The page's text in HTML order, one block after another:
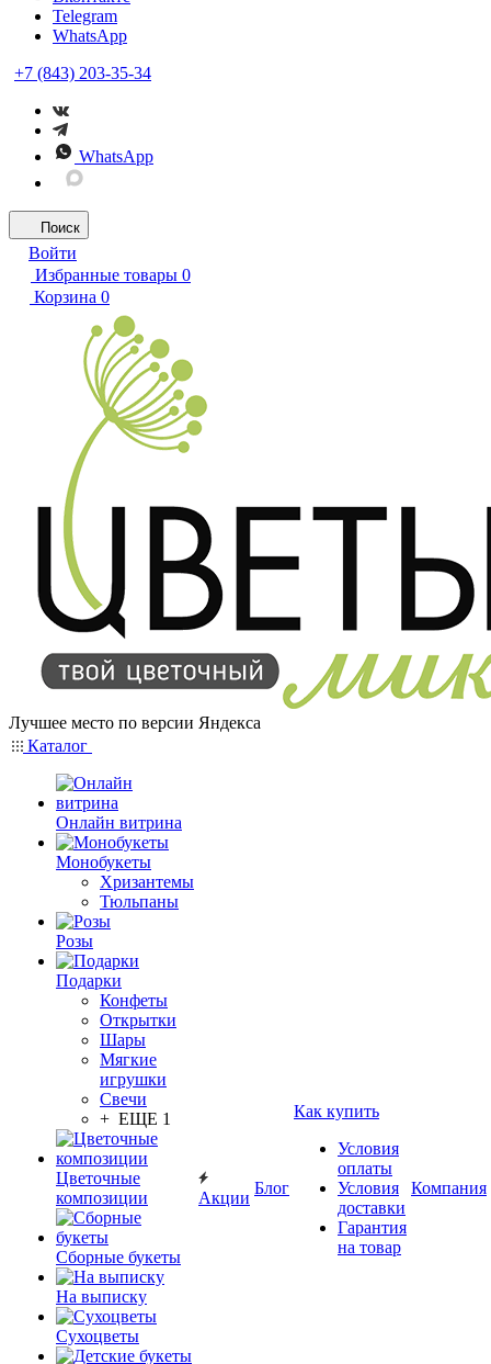
Telegram
WhatsApp
+7 (843) 203-35-34
WhatsApp
Поиск
Войти
Избранные товары 0
Корзина 0
Лучшее место по версии Яндекса
Каталог
Онлайн витрина
Монобукеты
Хризантемы
Тюльпаны
Розы
Подарки
Конфеты
Открытки
Шары
Мягкие
игрушки
Свечи
+ ЕЩЕ 1
Цветочные
композиции
Сборные букеты
На выписку
Сухоцветы
Акции
Блог
Как купить
Условия
оплаты
Условия
доставки
Гарантия
на товар
Компания